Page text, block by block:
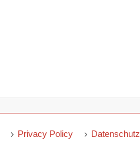
Privacy Policy